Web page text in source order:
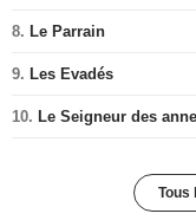
8. Le Parrain
9. Les Evadés
10. Le Seigneur des
Tous